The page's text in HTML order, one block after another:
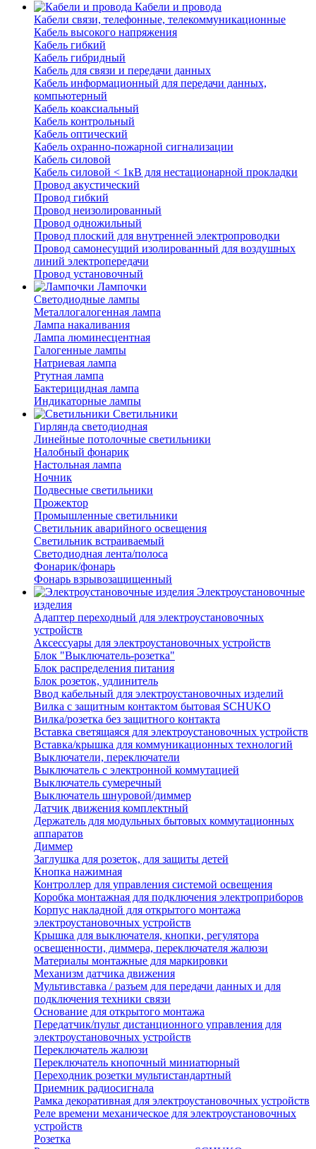
Кабели и провода
Кабели связи, телефонные, телекоммуникационные
Кабель высокого напряжения
Кабель гибкий
Кабель гибридный
Кабель для связи и передачи данных
Кабель информационный для передачи данных,
компьютерный
Кабель коаксиальный
Кабель контрольный
Кабель оптический
Кабель охранно-пожарной сигнализации
Кабель силовой
Кабель силовой < 1кВ для нестационарной прокладки
Провод акустический
Провод гибкий
Провод неизолированный
Провод одножильный
Провод плоский для внутренней электропроводки
Провод самонесущий изолированный для воздушных
линий электропередачи
Провод установочный
Лампочки
Светодиодные лампы
Металлогалогенная лампа
Лампа накаливания
Лампа люминесцентная
Галогенные лампы
Натриевая лампа
Ртутная лампа
Бактерицидная лампа
Индикаторные лампы
Светильники
Гирлянда светодиодная
Линейные потолочные светильники
Налобный фонарик
Настольная лампа
Ночник
Подвесные светильники
Прожектор
Промышленные светильники
Светильник аварийного освещения
Светильник встраиваемый
Светодиодная лента/полоса
Фонарик/фонарь
Фонарь взрывозащищенный
Электроустановочные
изделия
Адаптер переходный для электроустановочных
устройств
Аксессуары для электроустановочных устройств
Блок "Выключатель-розетка"
Блок распределения питания
Блок розеток, удлинитель
Ввод кабельный для электроустановочных изделий
Вилка с защитным контактом бытовая SCHUKO
Вилка/розетка без защитного контакта
Вставка светящаяся для электроустановочных устройств
Вставка/крышка для коммуникационных технологий
Выключатели, переключатели
Выключатель с электронной коммутацией
Выключатель сумеречный
Выключатель шнуровой/диммер
Датчик движения комплектный
Держатель для модульных бытовых коммутационных
аппаратов
Диммер
Заглушка для розеток, для защиты детей
Кнопка нажимная
Контроллер для управления системой освещения
Коробка монтажная для подключения электроприборов
Корпус накладной для открытого монтажа
электроустановочных устройств
Крышка для выключателя, кнопки, регулятора
освещенности, диммера, переключателя жалюзи
Материалы монтажные для маркировки
Механизм датчика движения
Мультивставка / разъем для передачи данных и для
подключения техники связи
Основание для открытого монтажа
Передатчик/пульт дистанционного управления для
электроустановочных устройств
Переключатель жалюзи
Переключатель кнопочный миниатюрный
Переходник розетки мультистандартный
Приемник радиосигнала
Рамка декоративная для электроустановочных устройств
Реле времени механическое для электроустановочных
устройств
Розетка